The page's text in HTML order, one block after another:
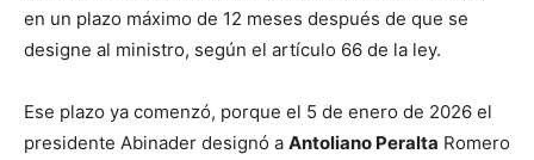
en un plazo máximo de 12 meses después de que se
designe al ministro, según el artículo 66 de la ley.
Ese plazo ya comenzó, porque el 5 de enero de 2026 el
presidente Abinader designó a Antoliano Peralta Romero